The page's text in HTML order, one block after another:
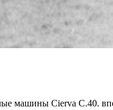
машины Cierva C.40.